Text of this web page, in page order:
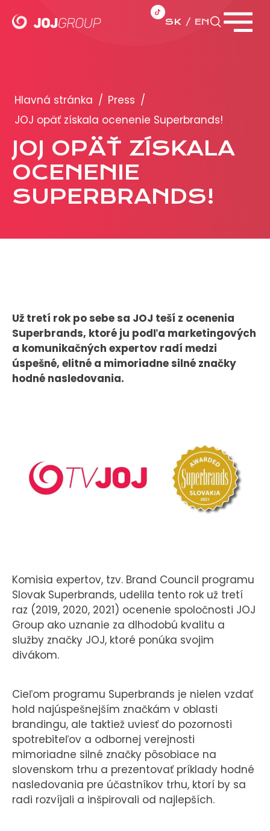
SK EN
Brandy
Produkty
PRODUKCIA
REKLAMA
O NÁS
Tím
Kariéra
VEREJNÉ VYSIELANIE MS 2026
Hlavná stránka / Press /
JOJ opäť získala ocenenie Superbrands!
JOJ OPÄŤ ZÍSKALA
OCENENIE
SUPERBRANDS!
Už tretí rok po sebe sa JOJ teší z ocenenia
Superbrands, ktoré ju podľa marketingových
a komunikačných expertov radí medzi
úspešné, elitné a mimoriadne silné značky
hodné nasledovania.
Komisia expertov, tzv. Brand Council programu
Slovak Superbrands, udelila tento rok už tretí
raz (2019, 2020, 2021) ocenenie spoločnosti JOJ
Group ako uznanie za dlhodobú kvalitu a
služby značky JOJ, ktoré ponúka svojim
divákom.
Cieľom programu Superbrands je nielen vzdať
hold najúspešnejším značkám v oblasti
brandingu, ale taktiež uviesť do pozornosti
spotrebiteľov a odbornej verejnosti
mimoriadne silné značky pôsobiace na
slovenskom trhu a prezentovať príklady hodné
nasledovania pre účastníkov trhu, ktorí by sa
radi rozvíjali a inšpirovali od najlepších.